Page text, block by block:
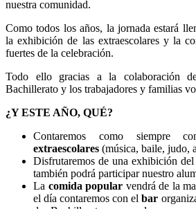
nuestra comunidad.
Como todos los años, la jornada estará
la exhibición de las extraescolares y la
fuertes de la celebración.
Todo ello gracias a la colaboración
Bachillerato y los trabajadores y familias
¿Y ESTE AÑO, QUÉ?
Contaremos como
extraescolares (música, baile, judo,
Disfrutaremos de una exhibición del
también podrá participar nuestro
La comida popular vendrá de la
el día contaremos con elbar